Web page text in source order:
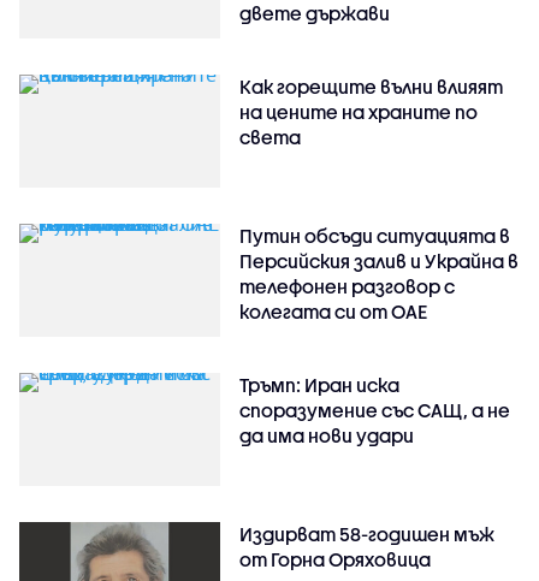
двете държави
Как горещите вълни влияят
на цените на храните по
света
Путин обсъди ситуацията в
Персийския залив и Украйна в
телефонен разговор с
колегата си от ОАЕ
Тръмп: Иран иска
споразумение със САЩ, а не
да има нови удари
Издирват 58-годишен мъж
от Горна Оряховица